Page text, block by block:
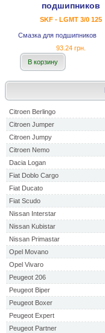
Citroen Berlingo
Citroen Jumper
Citroen Jumpy
Citroen Nemo
Dacia Logan
Fiat Doblo Cargo
Fiat Ducato
Fiat Scudo
Nissan Interstar
Nissan Kubistar
Nissan Primastar
Opel Movano
Opel Vivaro
Peugeot 206
Peugeot Biper
Peugeot Boxer
Peugeot Expert
Peugeot Partner
подшипников
SKF - LGMT 3/0 125
Смазка для подшипников
93.24 грн.
В корзину